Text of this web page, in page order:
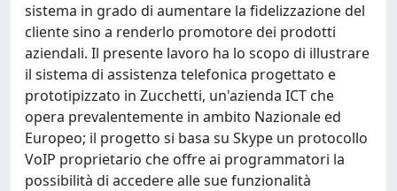
sistema in grado di aumentare la fidelizzazione del
cliente sino a renderlo promotore dei prodotti
aziendali. Il presente lavoro ha lo scopo di illustrare
il sistema di assistenza telefonica progettato e
prototipizzato in Zucchetti, un'azienda ICT che
opera prevalentemente in ambito Nazionale ed
Europeo; il progetto si basa su Skype un protocollo
VoIP proprietario che offre ai programmatori la
possibilità di accedere alle sue funzionalità